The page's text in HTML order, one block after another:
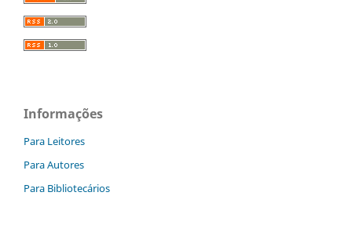
Informações
Para Leitores
Para Autores
Para Bibliotecários